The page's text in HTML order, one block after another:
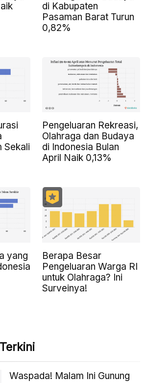
di Kabupaten
Pasaman Barat Turun
0,82%
Sekali
Pengeluaran Rekreasi,
Olahraga dan Budaya
di Indonesia Bulan
April Naik 0,13%
yang
Berapa Besar
Pengeluaran Warga RI
untuk Olahraga? Ini
Surveinya!
Waspada! Malam Ini Gunung